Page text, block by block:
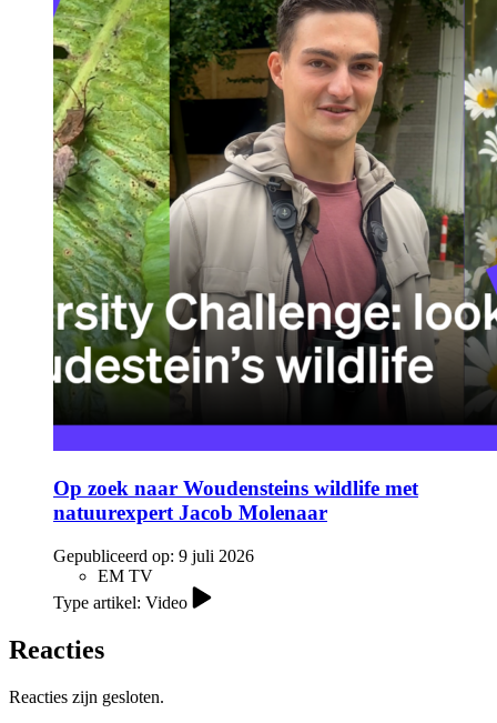
Op zoek naar Woudensteins wildlife met
natuurexpert Jacob Molenaar
Gepubliceerd op: 9 juli 2026
EM TV
Type artikel: Video
Reacties
Reacties zijn gesloten.